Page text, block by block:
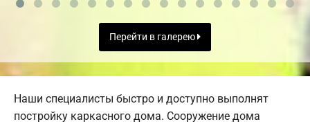
Перейти в галерею
Наши специалисты быстро и доступно выполнят
постройку каркасного дома. Сооружение дома